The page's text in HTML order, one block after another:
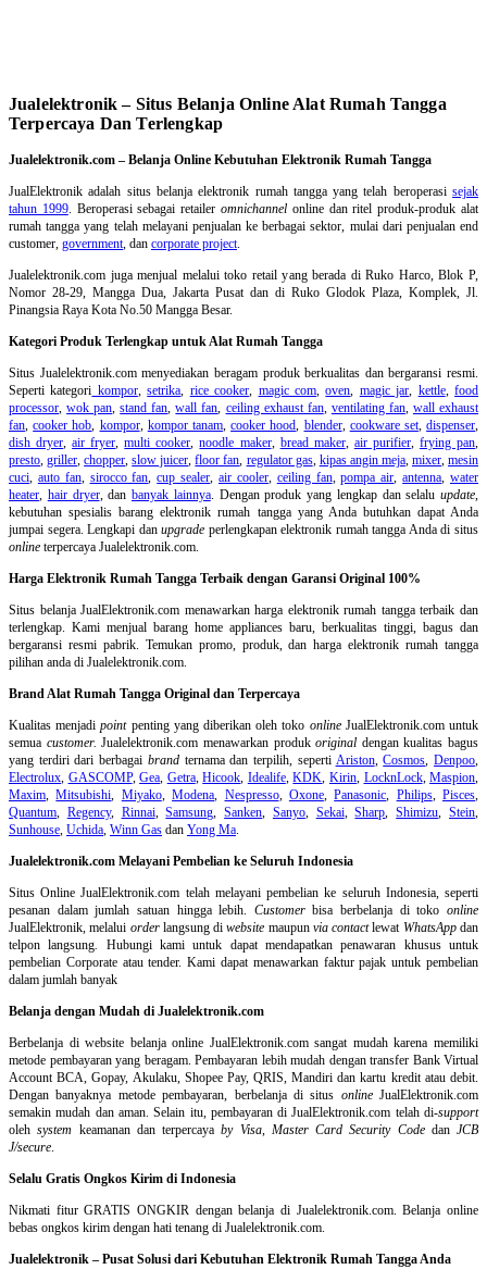
Jualelektronik – Situs Belanja Online Alat Rumah Tangga
Terpercaya Dan Terlengkap
Jualelektronik.com – Belanja Online Kebutuhan Elektronik Rumah Tangga
JualElektronik adalah situs belanja elektronik rumah tanggayang telah beroperasisejak
tahun 1999. Beroperasi sebagai retaileromnichannel online dan ritel produk-produk alat
rumah tangga yang telah melayani penjualan ke berbagai sektor, mulai dari penjualan end
customer, government, dan corporate project.
Jualelektronik.com juga menjual melalui toko retail yang berada di Ruko Harco, Blok P,
Nomor 28-29, Mangga Dua, Jakarta Pusat dan di Ruko Glodok Plaza, Komplek, Jl.
Pinangsia Raya Kota No.50 Mangga Besar.
Kategori Produk Terlengkap untuk Alat Rumah Tangga
Situs Jualelektronik.com menyediakan beragam produk berkualitas dan bergaransi resmi.
Seperti kategori kompor,setrika, rice cooker, magic com,oven, magic jar, kettle,food
processor,wok pan,stand fan,wall fan, ceiling exhaust fan, ventilating fan, wall exhaust
fan,cooker hob, kompor, kompor tanam,cooker hood, blender, cookware set,dispenser,
dish dryer,air fryer,multi cooker,noodle maker, bread maker, air purifier, frying pan,
presto,griller,chopper,slow juicer,floor fan, regulator gas, kipas angin meja, mixer,mesin
cuci, auto fan, sirocco fan,cup sealer,air cooler, ceiling fan,pompa air,antenna,water
heater, hair dryer, dan banyak lainnya. Dengan produk yang lengkap dan selalu update,
kebutuhan spesialis barang elektronik rumah tangga yang Anda butuhkan dapat Anda
jumpai segera. Lengkapi danupgrade perlengkapan elektronik rumah tangga Anda di situs
online terpercaya Jualelektronik.com.
Harga Elektronik Rumah Tangga Terbaik dengan Garansi Original 100%
Situs belanjaJualElektronik.com menawarkan harga elektronik rumah tangga terbaik dan
terlengkap. Kami menjual barang home appliances baru, berkualitas tinggi, bagus dan
bergaransi resmi pabrik. Temukan promo, produk, dan harga elektronik rumah tangga
pilihan anda di Jualelektronik.com.
Brand Alat Rumah Tangga Original dan Terpercaya
Kualitas menjadipointpenting yang diberikan oleh toko onlineJualElektronik.com untuk
semua customer. Jualelektronik.com menawarkan produkoriginal dengan kualitas bagus
yang terdiri dari berbagai brandternama dan terpilih, seperti Ariston,Cosmos,Denpoo,
Electrolux, GASCOMP,Gea, Getra,Hicook, Idealife,KDK, Kirin, LocknLock,Maspion,
Maxim,Mitsubishi, Miyako,Modena, Nespresso, Oxone,Panasonic, Philips, Pisces,
Quantum, Regency, Rinnai,Samsung,Sanken, Sanyo, Sekai,Sharp,Shimizu,Stein,
Sunhouse, Uchida, Winn Gas dan Yong Ma.
Jualelektronik.com Melayani Pembelian ke Seluruh Indonesia
Situs Online JualElektronik.com telah melayani pembelian ke seluruh Indonesia, seperti
pesanan dalam jumlah satuan hingga lebih. Customerbisa berbelanja di tokoonline
JualElektronik, melalui orderlangsung diwebsite maupun via contactlewat WhatsAppdan
telpon langsung. Hubungi kami untuk dapat mendapatkan penawaran khusus untuk
pembelian Corporate atau tender. Kami dapat menawarkan faktur pajak untuk pembelian
dalam jumlah banyak
Belanja dengan Mudah di Jualelektronik.com
Berbelanja diwebsite belanja online JualElektronik.com sangat mudah karena memiliki
metode pembayaran yang beragam. Pembayaran lebih mudah dengan transfer Bank Virtual
Account BCA, Gopay, Akulaku, Shopee Pay, QRIS, Mandiri dan kartu kredit atau debit.
Dengan banyaknya metode pembayaran, berbelanja di situs onlineJualElektronik.com
semakin mudah dan aman. Selain itu, pembayaran di JualElektronik.com telah di-support
olehsystem keamanan dan terpercayaby Visa, Master Card Security Codedan JCB
J/secure.
Selalu Gratis Ongkos Kirim di Indonesia
Nikmati fitur GRATIS ONGKIR dengan belanja di Jualelektronik.com. Belanja online
bebas ongkos kirim dengan hati tenang di Jualelektronik.com.
Jualelektronik – Pusat Solusi dari Kebutuhan Elektronik Rumah Tangga Anda